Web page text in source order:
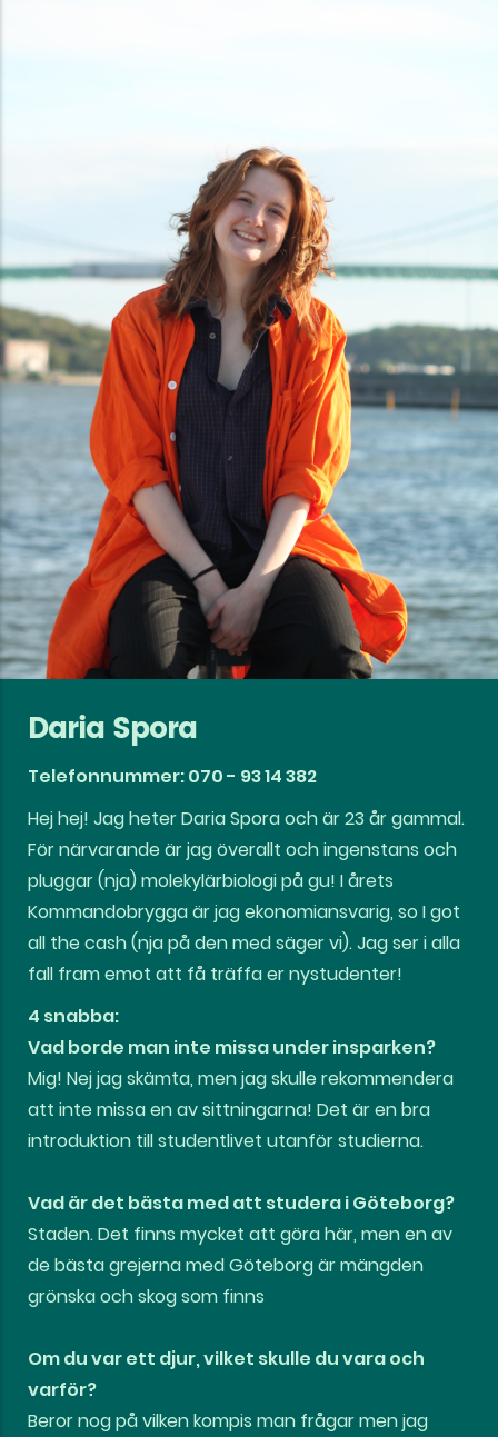
Daria Spora
Telefonnummer: 070 - 93 14 382
Hej hej! Jag heter Daria Spora och är 23 år gammal.
För närvarande är jag överallt och ingenstans och
pluggar (nja) molekylärbiologi på gu! I årets
Kommandobrygga är jag ekonomiansvarig, so I got
all the cash (nja på den med säger vi). Jag ser i alla
fall fram emot att få träffa er nystudenter!
4 snabba:
Vad borde man inte missa under insparken?
Mig! Nej jag skämta, men jag skulle rekommendera
att inte missa en av sittningarna! Det är en bra
introduktion till studentlivet utanför studierna.
Vad är det bästa med att studera i Göteborg?
Staden. Det finns mycket att göra här, men en av
de bästa grejerna med Göteborg är mängden
grönska och skog som finns
Om du var ett djur, vilket skulle du vara och
varför?
Beror nog på vilken kompis man frågar men jag